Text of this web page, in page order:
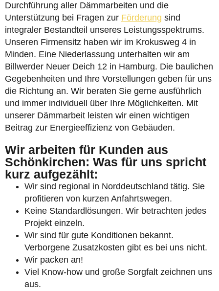
Durchführung aller Dämmarbeiten und die
Unterstützung bei Fragen zur Förderung sind
integraler Bestandteil unseres Leistungsspektrums.
Unseren Firmensitz haben wir im Krokusweg 4 in
Minden. Eine Niederlassung unterhalten wir am
Billwerder Neuer Deich 12 in Hamburg. Die baulichen
Gegebenheiten und Ihre Vorstellungen geben für uns
die Richtung an. Wir beraten Sie gerne ausführlich
und immer individuell über Ihre Möglichkeiten. Mit
unserer Dämmarbeit leisten wir einen wichtigen
Beitrag zur Energieeffizienz von Gebäuden.
Wir arbeiten für Kunden aus
Schönkirchen: Was für uns spricht
kurz aufgezählt:
Wir sind regional in Norddeutschland tätig. Sie
profitieren von kurzen Anfahrtswegen.
Keine Standardlösungen. Wir betrachten jedes
Projekt einzeln.
Wir sind für gute Konditionen bekannt.
Verborgene Zusatzkosten gibt es bei uns nicht.
Wir packen an!
Viel Know-how und große Sorgfalt zeichnen uns
aus.